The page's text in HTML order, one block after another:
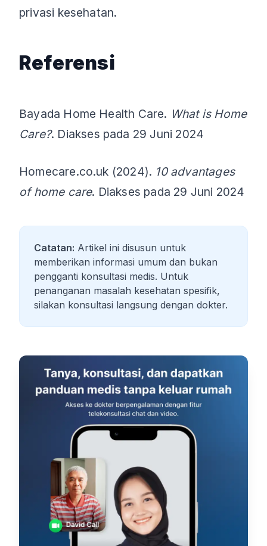
privasi kesehatan.
Referensi
Bayada Home Health Care. What is Home
Care?. Diakses pada 29 Juni 2024
Homecare.co.uk (2024). 10 advantages
of home care. Diakses pada 29 Juni 2024
Catatan: Artikel ini disusun untuk
memberikan informasi umum dan bukan
pengganti konsultasi medis. Untuk
penanganan masalah kesehatan spesifik,
silakan konsultasi langsung dengan dokter.